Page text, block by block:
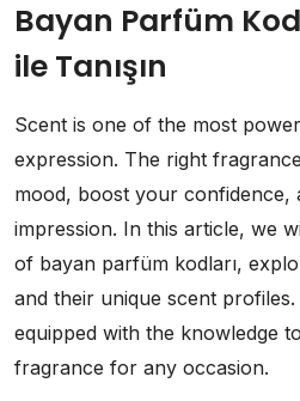
Bayan Parfüm
ile Tanışın
Scent is one of the most
expression. The right
mood, boost your confidence,
impression. In this article, we
of bayan parfüm kodları,
and their unique scent
equipped with the knowledge
fragrance for any occasion.